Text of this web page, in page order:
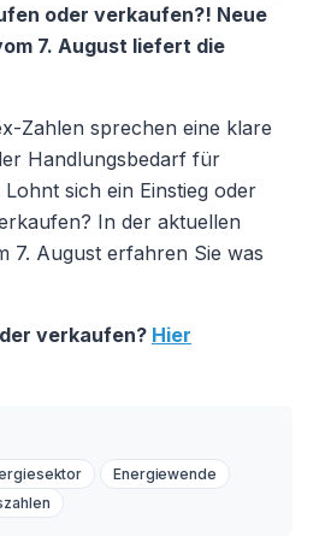
oder verkaufen?! Neue
7. August liefert die
Zahlen sprechen eine klare
Handlungsbedarf für
sich ein Einstieg oder
In der aktuellen
7. August erfahren Sie was
verkaufen? Hier
Energiewende